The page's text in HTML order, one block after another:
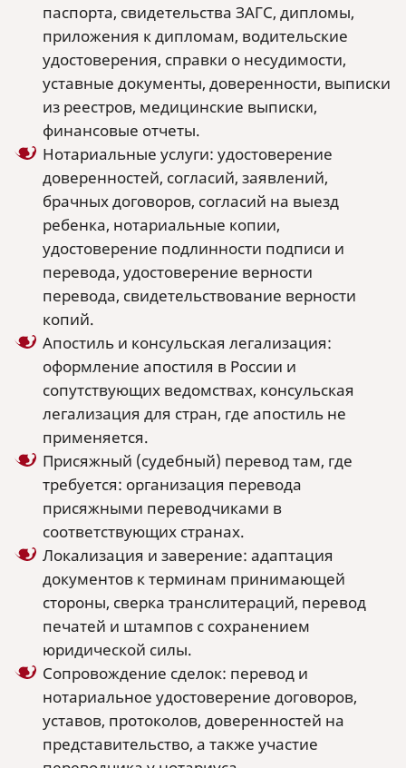
паспорта, свидетельства ЗАГС, дипломы,
приложения к дипломам, водительские
удостоверения, справки о несудимости,
уставные документы, доверенности, выписки
из реестров, медицинские выписки,
финансовые отчеты.
Нотариальные услуги: удостоверение
доверенностей, согласий, заявлений,
брачных договоров, согласий на выезд
ребенка, нотариальные копии,
удостоверение подлинности подписи и
перевода, удостоверение верности
перевода, свидетельствование верности
копий.
Апостиль и консульская легализация:
оформление апостиля в России и
сопутствующих ведомствах, консульская
легализация для стран, где апостиль не
применяется.
Присяжный (судебный) перевод там, где
требуется: организация перевода
присяжными переводчиками в
соответствующих странах.
Локализация и заверение: адаптация
документов к терминам принимающей
стороны, сверка транслитераций, перевод
печатей и штампов с сохранением
юридической силы.
Сопровождение сделок: перевод и
нотариальное удостоверение договоров,
уставов, протоколов, доверенностей на
представительство, а также участие